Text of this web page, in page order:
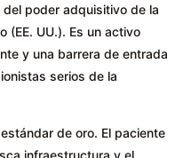
poder adquisitivo de la
(EE. UU.). Es un activo
y una barrera de entrada
serios de la
estándar de oro. El paciente
infraestructura y el